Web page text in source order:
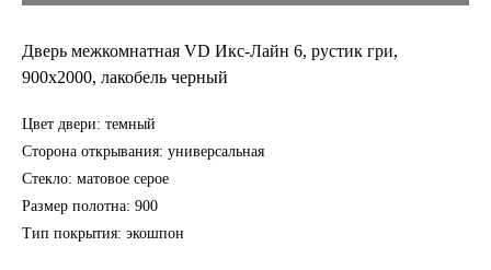
Дверь межкомнатная VD Икс-Лайн 6, рустик гри,
900х2000, лакобель черный
Цвет двери: темный
Сторона открывания: универсальная
Стекло: матовое серое
Размер полотна: 900
Тип покрытия: экошпон